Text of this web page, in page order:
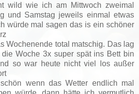
wild wie ich am Mittwoch zweimal
und Samstag jeweils einmal etwas
würde mal sagen das is ein schöner
Wochenende total matschig. Das lag
Woche 3x super spät ins Bett bin
so war heute nicht viel los außer
wenn das Wetter endlich mal